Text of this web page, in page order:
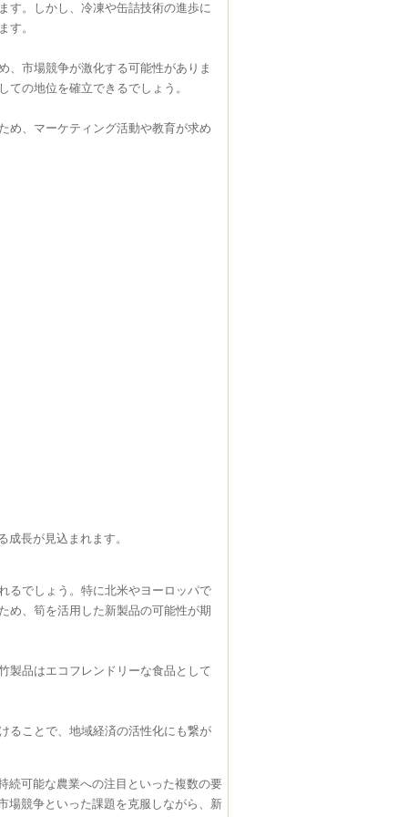
す。しかし、冷凍や缶詰技術の進歩に
す。
、市場競争が激化する可能性がありま
の地位を確立できるでしょう。
め、マーケティング活動や教育が求め
長が見込まれます。
るでしょう。特に北米やヨーロッパで
め、筍を活用した新製品の可能性が期
製品はエコフレンドリーな食品として
ることで、地域経済の活性化にも繋が
続可能な農業への注目といった複数の要
場競争といった課題を克服しながら、新